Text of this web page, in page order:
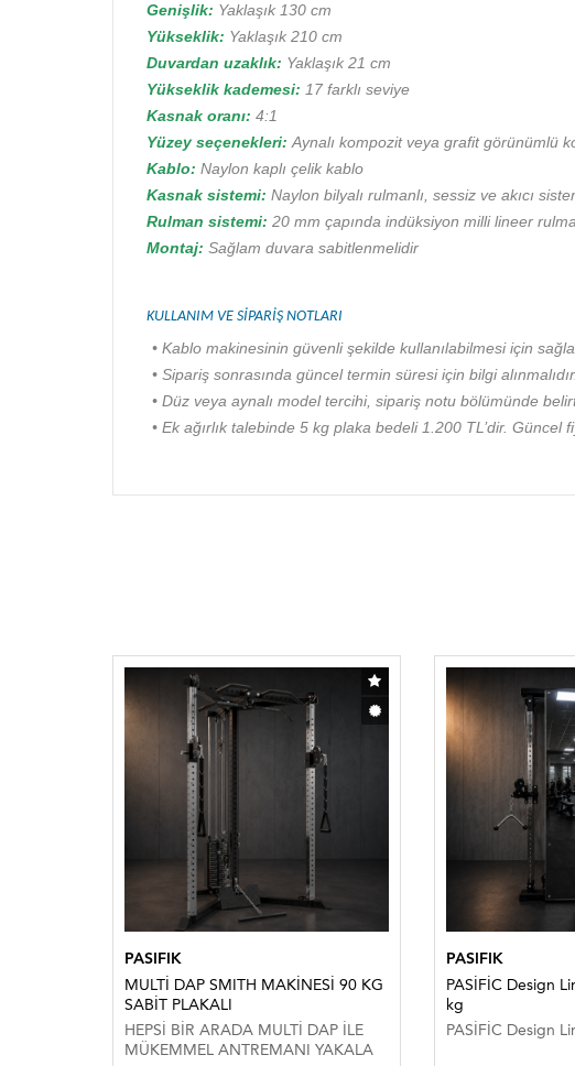
Genişlik: Yaklaşık 130 cm
Yükseklik: Yaklaşık 210 cm
Duvardan uzaklık: Yaklaşık 21 cm
Yükseklik kademesi: 17 farklı seviye
Kasnak oranı: 4:1
Yüzey seçenekleri: Aynalı kompozit veya grafit görünümlü
Kablo: Naylon kaplı çelik kablo
Kasnak sistemi: Naylon bilyalı rulmanlı, sessiz ve akıcı
Rulman sistemi: 20 mm çapında indüksiyon milli lineer
Montaj: Sağlam duvara sabitlenmelidir
KULLANIM VE SİPARİŞ NOTLARI
• Kablo makinesinin güvenli şekilde kullanılabilmesi için
• Sipariş sonrasında güncel termin süresi için bilgi alınmalıdır.
• Düz veya aynalı model tercihi, sipariş notu bölümünde
• Ek ağırlık talebinde 5 kg plaka bedeli 1.200 TL’dir.
PASIFIK
MULTİ DAP SMITH MAKİNESİ 90 KG
SABİT PLAKALI
HEPSİ BİR ARADA MULTİ DAP İLE
MÜKEMMEL ANTREMANI YAKALA
PASIFIK
PASİFİC Design
kg
PASİFİC Design